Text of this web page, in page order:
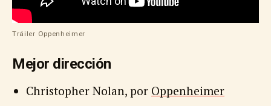
Tráiler Oppenheimer
Mejor dirección
Christopher Nolan, por Oppenheimer